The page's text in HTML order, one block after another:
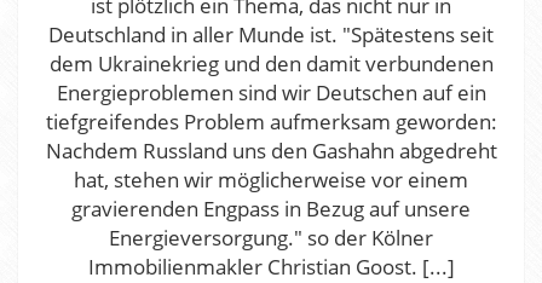
ist plötzlich ein Thema, das nicht nur in
Deutschland in aller Munde ist. "Spätestens seit
dem Ukrainekrieg und den damit verbundenen
Energieproblemen sind wir Deutschen auf ein
tiefgreifendes Problem aufmerksam geworden:
Nachdem Russland uns den Gashahn abgedreht
hat, stehen wir möglicherweise vor einem
gravierenden Engpass in Bezug auf unsere
Energieversorgung." so der Kölner
Immobilienmakler Christian Goost. [...]